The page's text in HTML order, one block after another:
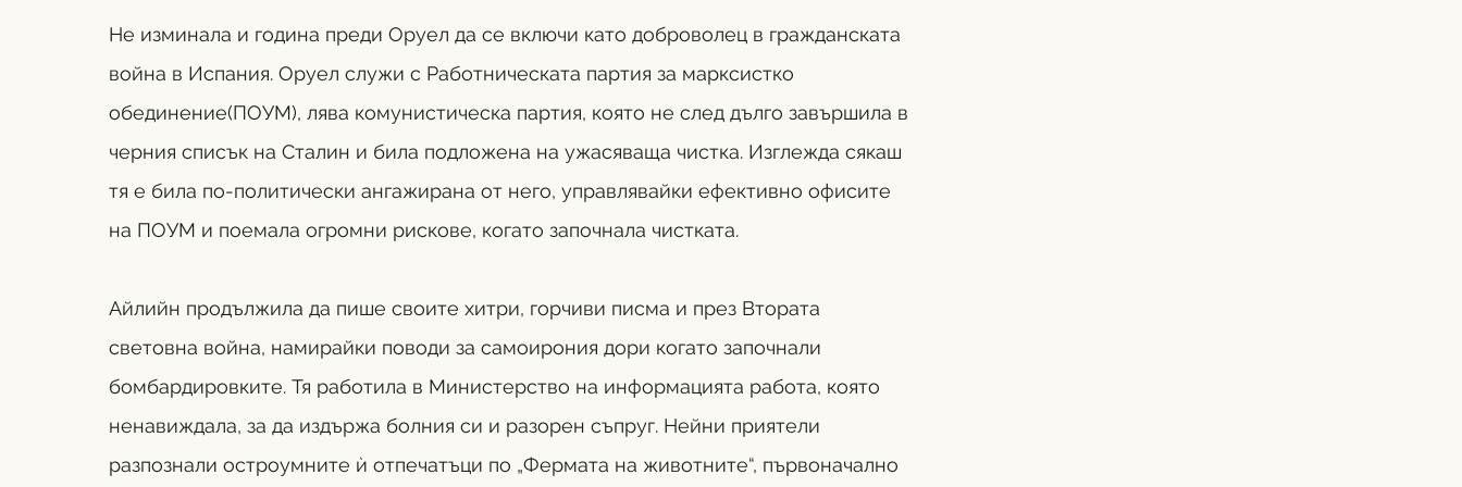
Не изминала и година преди Оруел да се включи като доброволец в гражданската
война в Испания. Оруел служи с Работническата партия за марксистко
обединение(ПОУМ), лява комунистическа партия, която не след дълго завършила в
черния списък на Сталин и била подложена на ужасяваща чистка. Изглежда сякаш
тя е била по-политически ангажирана от него, управлявайки ефективно офисите
на ПОУМ и поемала огромни рискове, когато започнала чистката.
Айлийн продължила да пише своите хитри, горчиви писма и през Втората
световна война, намирайки поводи за самоирония дори когато започнали
бомбардировките. Тя работила в Министерство на информацията работа, която
ненавиждала, за да издържа болния си и разорен съпруг. Нейни приятели
разпознали остроумните ѝ отпечатъци по „Фермата на животните“, първоначално